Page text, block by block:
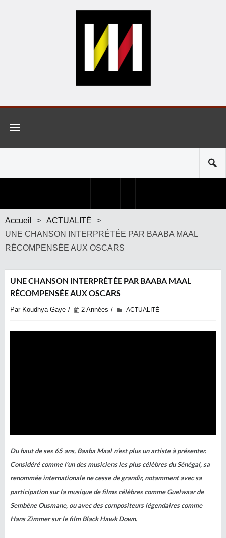
Accueil > ACTUALITÉ
>
UNE CHANSON INTERPRÉTÉE PAR BAABA MAAL
RÉCOMPENSÉE AUX OSCARS
UNE CHANSON INTERPRÉTÉE PAR BAABA MAAL
RÉCOMPENSÉE AUX OSCARS
Par Koudhya Gaye 2 Années ACTUALITÉ
Du haut de ses 65 ans, Baaba Maal n’est plus un artiste à présenter.
Considéré comme l’un des musiciens les plus célèbres du Sénégal, sa
renommée internationale ne cesse de grandir, notamment avec sa
participation sur la musique de films célèbres comme Guelwaar de
Sembène Ousmane, ou avec des compositeurs légendaires comme
Hans Zimmer sur le film Black Hawk Down.